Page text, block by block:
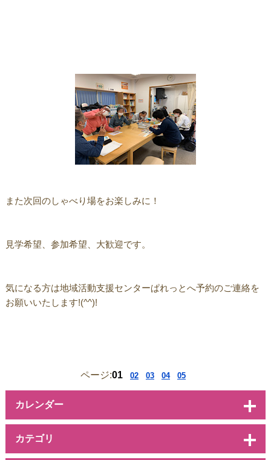
また次回のしゃべり場をお楽しみに！
見学希望、参加希望、大歓迎です。
気になる方は地域活動支援センターぱれっとへ予約のご連絡を
お願いいたします!(^^)!
ページ:01 02 03 04 05
カレンダー
カテゴリ